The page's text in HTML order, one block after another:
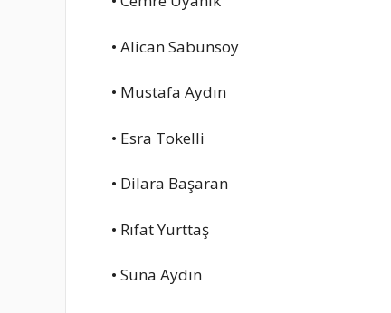
• Alican Sabunsoy
• Mustafa Aydın
• Esra Tokelli
• Dilara Başaran
• Rıfat Yurttaş
• Suna Aydın